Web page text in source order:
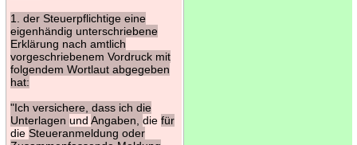
1. der Steuerpflichtige eine
eigenhändig unterschriebene
Erklärung nach amtlich
vorgeschriebenem Vordruck mit
folgendem Wortlaut abgegeben
hat:
"Ich versichere, dass ich die
Unterlagen und Angaben, die für
die Steueranmeldung oder